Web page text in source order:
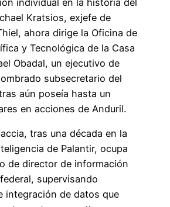
Kratsios, exjefe de
ahora dirige la Oficina de
y Tecnológica de la Casa
Obadal, un ejecutivo de
subsecretario del
aún poseía hasta un
en acciones de Anduril.
tras una década en la
de Palantir, ocupa
de director de información
supervisando
integración de datos que